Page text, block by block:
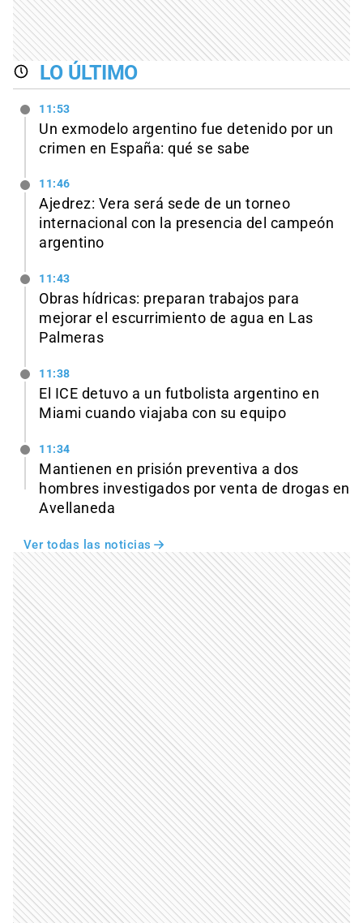
LO ÚLTIMO
11:53
Un exmodelo argentino fue detenido por un
crimen en España: qué se sabe
11:46
Ajedrez: Vera será sede de un torneo
internacional con la presencia del campeón
argentino
11:43
Obras hídricas: preparan trabajos para
mejorar el escurrimiento de agua en Las
Palmeras
11:38
El ICE detuvo a un futbolista argentino en
Miami cuando viajaba con su equipo
11:34
Mantienen en prisión preventiva a dos
hombres investigados por venta de drogas en
Avellaneda
Ver todas las noticias